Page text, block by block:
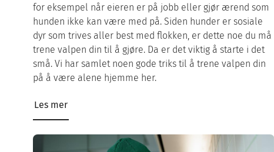
for eksempel når eieren er på jobb eller gjør ærend som
hunden ikke kan være med på. Siden hunder er sosiale
dyr som trives aller best med flokken, er dette noe du må
trene valpen din til å gjøre. Da er det viktig å starte i det
små. Vi har samlet noen gode triks til å trene valpen din
på å være alene hjemme her.
Les mer